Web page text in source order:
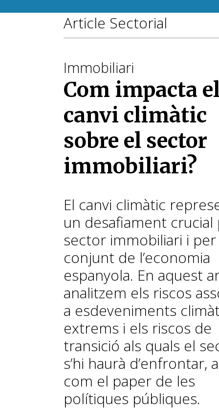
Article Sectorial
Immobiliari
Com impacta
canvi climàtic
sobre el sector
immobiliari?
El canvi climàtic
un desafiament crucial
sector immobiliari i per
conjunt de l’economia
espanyola. En aquest
analitzem els riscos
a esdeveniments
extrems i els riscos de
transició als quals el
s’hi haurà d’enfrontar,
com el paper de les
polítiques públiques.